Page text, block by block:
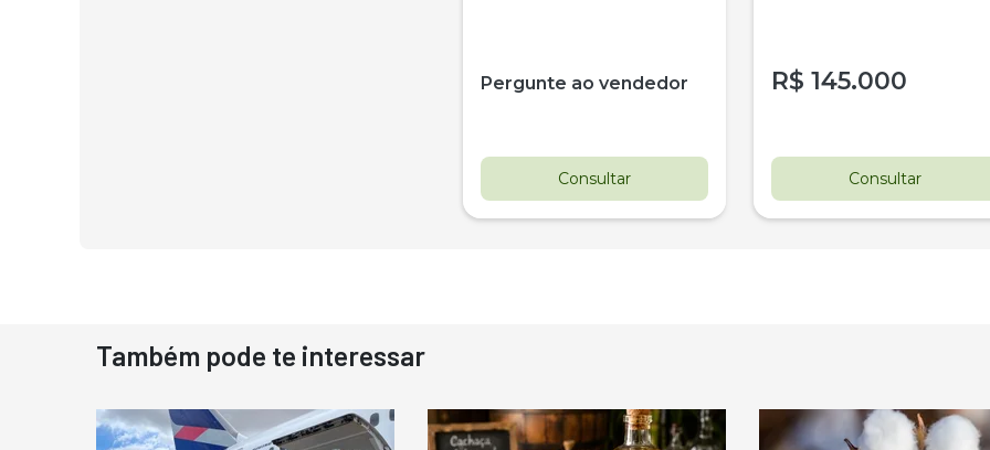
Pergunte ao vendedor
Consultar
R$ 145.000
Consultar
Novo
Distribuidor De Sólidos
Usado
Pá Carregadeira Cat 966
Também pode te interessar